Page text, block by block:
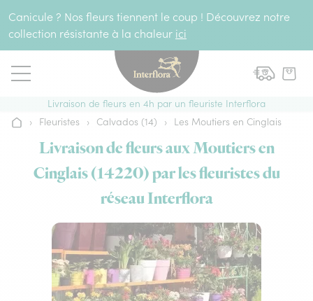
Canicule ? Nos fleurs tiennent le coup ! Découvrez notre
collection résistante à la chaleur ici
Livraison de fleurs en 4h par un fleuriste Interflora
Accueil
› Fleuristes › Calvados (14) › Les Moutiers en Cinglais
Livraison de fleurs aux Moutiers en
Cinglais (14220) par les fleuristes du
réseau Interflora